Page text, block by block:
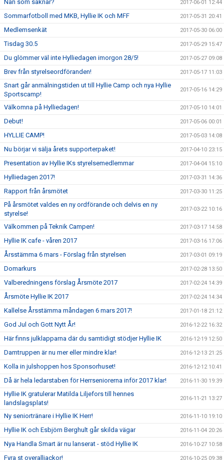
Nån som saknar? 2017-06-01 12:44
Sommarfotboll med MKB, Hyllie IK och MFF 2017-05-31 20:41
Medlemsenkät 2017-05-30 06:00
Tisdag 30.5 2017-05-29 15:47
Du glömmer väl inte Hylliedagen imorgon 28/5! 2017-05-27 09:08
Brev från styrelseordföranden! 2017-05-17 11:03
Snart går anmälningstiden ut till Hyllie Camp och nya Hyllie
Sportscamp!
2017-05-16 14:29
Välkomna på Hylliedagen! 2017-05-10 14:01
Debut! 2017-05-06 00:01
HYLLIE CAMP! 2017-05-03 14:08
Nu börjar vi sälja årets supporterpaket! 2017-04-10 23:15
Presentation av Hyllie IKs styrelsemedlemmar 2017-04-04 15:10
Hylliedagen 2017! 2017-03-31 14:36
Rapport från årsmötet 2017-03-30 11:25
På årsmötet valdes en ny ordförande och delvis en ny
styrelse!
2017-03-22 10:16
Välkommen på Teknik Campen! 2017-03-17 14:58
Hyllie IK cafe - våren 2017 2017-03-16 17:06
Årsstämma 6 mars - Förslag från styrelsen 2017-03-01 09:19
Domarkurs 2017-02-28 13:50
Valberedningens förslag Årsmöte 2017 2017-02-24 14:39
Årsmöte Hyllie IK 2017 2017-02-24 14:34
Kallelse Årsstämma måndagen 6 mars 2017! 2017-01-18 21:12
God Jul och Gott Nytt År! 2016-12-22 16:32
Här finns julklapparna där du samtidigt stödjer Hyllie IK 2016-12-19 12:50
Damtruppen är nu mer eller mindre klar! 2016-12-13 21:25
Kolla in julshoppen hos Sponsorhuset! 2016-12-12 10:41
Då är hela ledarstaben för Herrseniorerna inför 2017 klar! 2016-11-30 19:39
Hyllie IK gratulerar Matilda Liljefors till hennes
landslagsplats!
2016-11-21 13:27
Ny seniortränare i Hyllie IK Herr! 2016-11-10 19:10
Hyllie IK och Esbjörn Berghult går skilda vägar 2016-11-04 20:26
Nya Handla Smart är nu lanserat - stöd Hyllie IK 2016-10-27 10:58
Fyra st overalljackor! 2016-10-25 09:38